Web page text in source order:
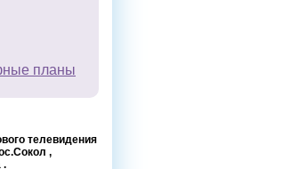
планы
телевидения
,
.